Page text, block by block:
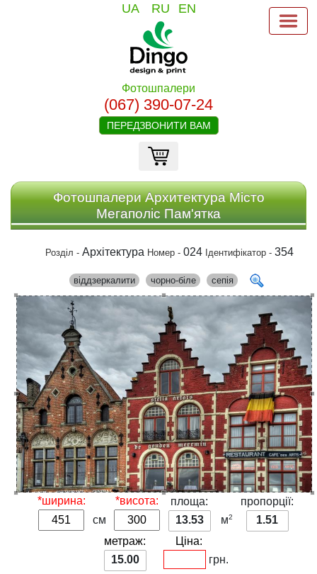
UA RU EN
Фотошпалери
(067) 390-07-24
ПЕРЕДЗВОНИТИ ВАМ
Фотошпалери Архитектура Місто
Мегаполіс Пам'ятка
Розділ -Архітектура Номер -024 Ідентифікатор -354
віддзеркалити чорно-біле сепія
*ширина:
см
*висота:
площа:
13.53
м2
пропорції:
1.51
метраж:
15.00
Ціна:
грн.